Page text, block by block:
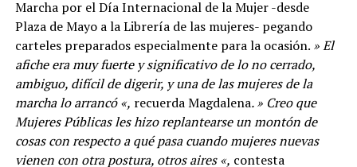
Marcha por el Día Internacional de la Mujer -desde
Plaza de Mayo a la Librería de las mujeres- pegando
carteles preparados especialmente para la ocasión. » El
afiche era muy fuerte y significativo de lo no cerrado,
ambiguo, difícil de digerir, y una de las mujeres de la
marcha lo arrancó «, recuerda Magdalena. » Creo que
Mujeres Públicas les hizo replantearse un montón de
cosas con respecto a qué pasa cuando mujeres nuevas
vienen con otra postura, otros aires «, contesta